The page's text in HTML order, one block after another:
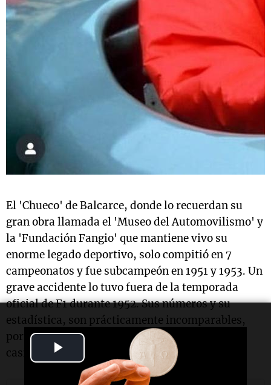
Video
El 'Chueco' de Balcarce, donde lo recuerdan su
gran obra llamada el 'Museo del Automovilismo' y
la 'Fundación Fangio' que mantiene vivo su
enorme legado deportivo, solo compitió en 7
campeonatos y fue subcampeón en 1951 y 1953. Un
grave accidente lo tuvo fuera de la temporada
oficial de F1 durante 1952. Sus números y su
estadística, son prácticamente incomparables,
por la tremenda eficacia. Largó en primera fila
casi todos los grandes premios corridos.